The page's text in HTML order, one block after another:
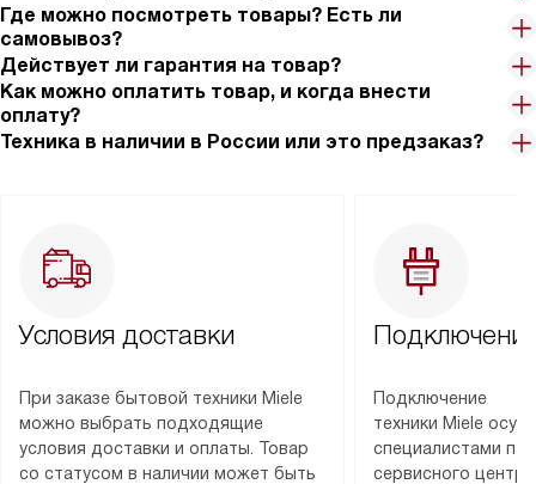
Где можно посмотреть товары? Есть ли
самовывоз?
Действует ли гарантия на товар?
Как можно оплатить товар, и когда внести
оплату?
Техника в наличии в России или это предзаказ?
Условия доставки
При заказе бытовой техники Miele
можно выбрать подходящие
условия доставки и оплаты. Товар
со статусом в наличии может быть
Подключение
техники Miele
специалистами
сервисного